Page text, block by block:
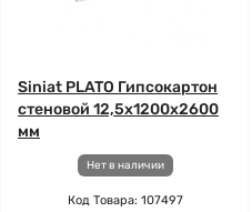
Siniat PLATO Гипсокартон
стеновой 12,5x1200x2600
мм
Нет в наличии
Код Товара: 107497